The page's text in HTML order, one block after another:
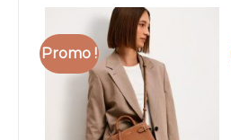
Promo !